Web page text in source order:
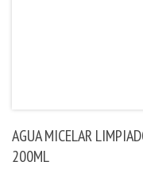
AGUA MICELAR
200ML